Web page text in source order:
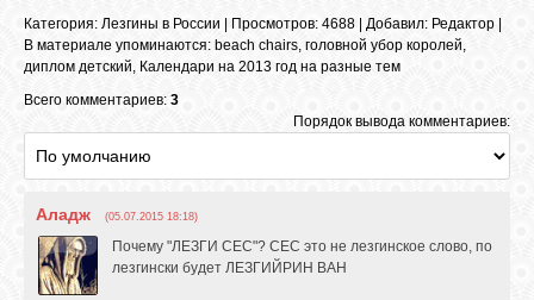
КОНТАКТЫ
ВХОД
VK
Категория: Лезгины в России | Просмотров: 4688 | Добавил: Редактор |
В материале упоминаются: beach chairs, головной убор королей,
диплом детский, Календари на 2013 год на разные тем
Всего комментариев: 3
Порядок вывода комментариев:
Аладж (05.07.2015 18:18)
Почему "ЛЕЗГИ СЕС"? СЕС это не лезгинское слово, по
лезгински будет ЛЕЗГИЙРИН ВАН